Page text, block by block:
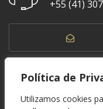
Política de
Utilizamos cookies
+55 (41)